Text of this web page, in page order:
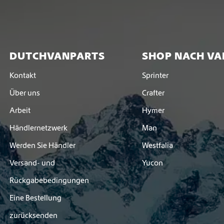
DUTCHVANPARTS
Kontakt
Über uns
Arbeit
Händlernetzwerk
Werden Sie Händler
Versand- und
Rückgabebedingungen
Eine Bestellung
zurücksenden
SHOP NACH
Sprinter
Crafter
Hymer
Man
Westfalia
Yucon